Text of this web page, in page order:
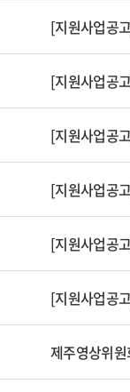
[지원사업공
[지원사업공
[지원사업공
[지원사업공
[지원사업공
[지원사업공
제주영상위